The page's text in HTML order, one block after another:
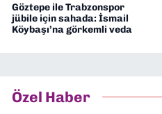
Göztepe ile Trabzonspor
jübile için sahada: İsmail
Köybaşı’na görkemli veda
Özel Haber